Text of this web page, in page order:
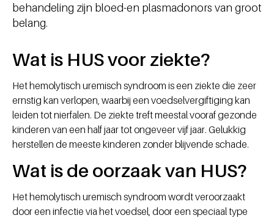
behandeling zijn bloed-en plasmadonors van groot
belang.
Wat is HUS voor ziekte?
Het hemolytisch uremisch syndroom is een ziekte die zeer
ernstig kan verlopen, waarbij een voedselvergiftiging kan
leiden tot nierfalen. De ziekte treft meestal vooraf gezonde
kinderen van een half jaar tot ongeveer vijf jaar. Gelukkig
herstellen de meeste kinderen zonder blijvende schade.
Wat is de oorzaak van HUS?
Het hemolytisch uremisch syndroom wordt veroorzaakt
door een infectie via het voedsel, door een speciaal type